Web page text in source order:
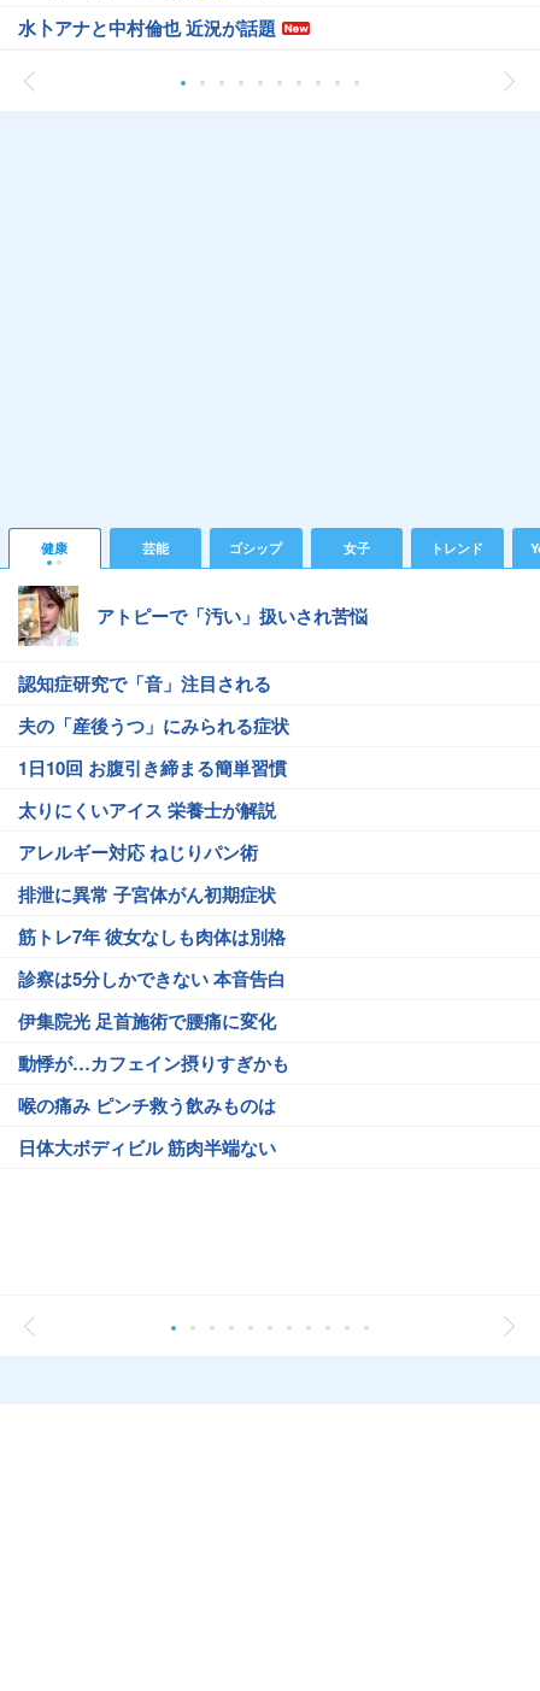
水卜アナと中村倫也 近況が話題
健康 芸能 ゴシップ 女子 トレンド
アトピーで「汚い」扱いされ苦悩
認知症研究で「音」注目される
夫の「産後うつ」にみられる症状
1日10回 お腹引き締まる簡単習慣
太りにくいアイス 栄養士が解説
アレルギー対応 ねじりパン術
排泄に異常 子宮体がん初期症状
筋トレ7年 彼女なしも肉体は別格
診察は5分しかできない 本音告白
伊集院光 足首施術で腰痛に変化
動悸が…カフェイン摂りすぎかも
喉の痛み ピンチ救う飲みものは
日体大ボディビル 筋肉半端ない